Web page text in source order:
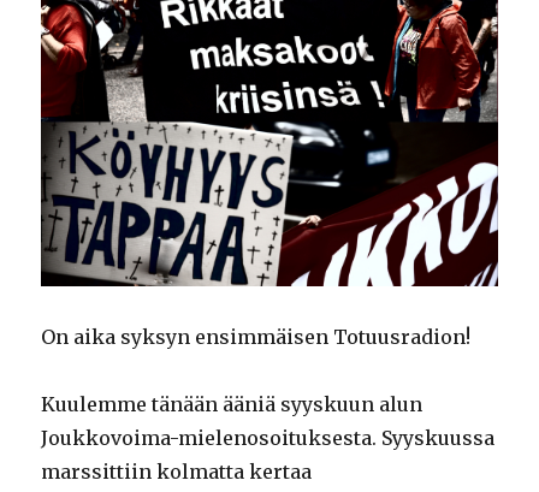
On aika syksyn ensimmäisen Totuusradion!
Kuulemme tänään ääniä syyskuun alun
Joukkovoima-mielenosoituksesta. Syyskuussa
marssittiin kolmatta kertaa